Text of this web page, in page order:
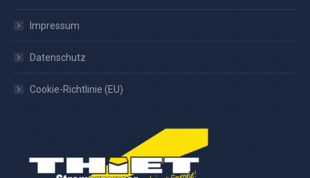
Impressum
Datenschutz
Cookie-Richtlinie (EU)